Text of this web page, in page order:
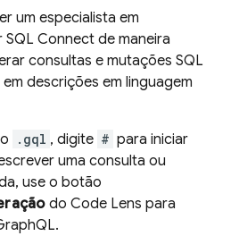
um especialista em
SQL Connect de maneira
consultas e mutações SQL
descrições em linguagem
.gql , digite # para iniciar
uma consulta ou
use o botão
do Code Lens para